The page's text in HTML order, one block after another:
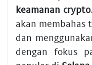
keamanan crypto
akan membahas
dan
dengan fokus